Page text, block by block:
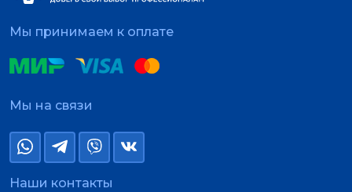
Мы принимаем к оплате
Мы на связи
Наши контакты